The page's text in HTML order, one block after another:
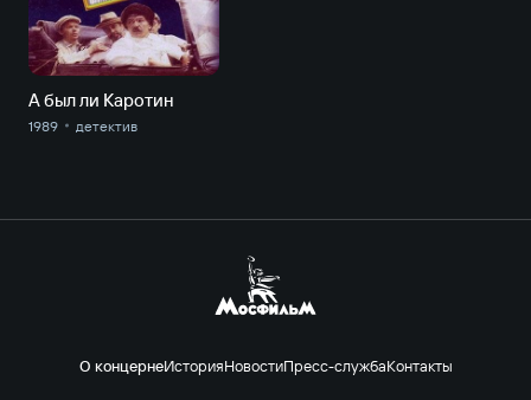
А был ли Каротин
1989 детектив
О концернеИсторияНовостиПресс-службаКонтакты